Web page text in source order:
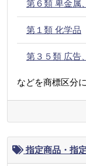
第６類 卑金属
第１類 化学品
第３５類 広告
などを商標区分
指定商品・指